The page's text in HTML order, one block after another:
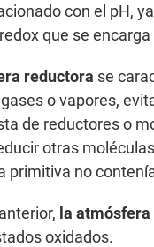
con el pH,
que se
reductora se
o vapores,
de reductores o
otras
primitiva no
la
oxidados.